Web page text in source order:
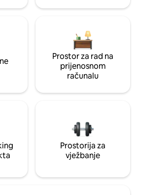
Prostor za rad na
prijenosnom
računalu
Prostorija za
vježbanje